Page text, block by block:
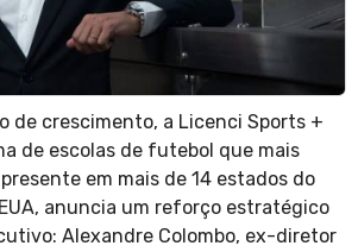
de crescimento, a Licenci Sports +
de escolas de futebol que mais
em mais de 14 estados do
anuncia um reforço estratégico
Alexandre Colombo, ex-diretor